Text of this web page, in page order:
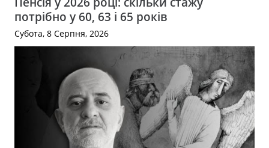
потрібно у 60, 63 і 65 років
Субота, 8 Серпня, 2026